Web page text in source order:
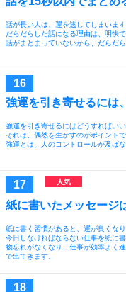
話が長い人は、運を逃してしまいます
だらだらした話になる理由は、明快で
話がまとまっていないから、だらだら
強運を引き寄せるには
強運を引き寄せるにはどうすればいい
それは、偶然を生かすのがポイントで
強運とは、人のコントロールが及ば
紙に書いたメッセージ
紙に書く習慣があると、運が良くなり
今日しなければならない仕事を紙に
物忘れがなくなり、仕事が効率よく
で出てきます。